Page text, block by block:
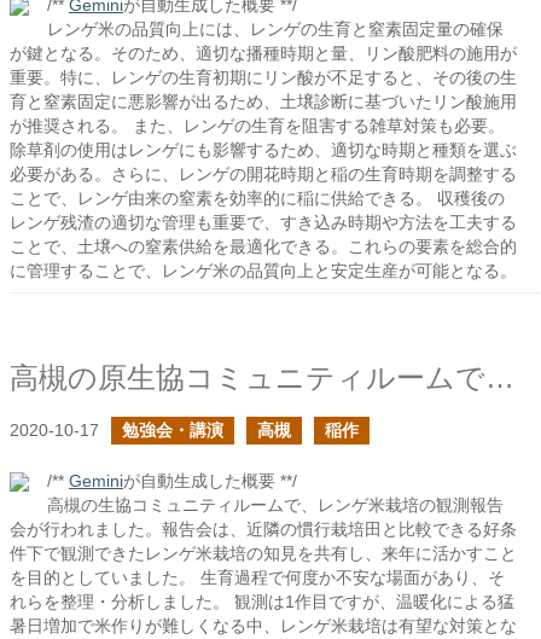
/** Geminiが自動生成した概要 **/
レンゲ米の品質向上には、レンゲの生育と窒素固定量の確保
が鍵となる。そのため、適切な播種時期と量、リン酸肥料の施用が
重要。特に、レンゲの生育初期にリン酸が不足すると、その後の生
育と窒素固定に悪影響が出るため、土壌診断に基づいたリン酸施用
が推奨される。 また、レンゲの生育を阻害する雑草対策も必要。
除草剤の使用はレンゲにも影響するため、適切な時期と種類を選ぶ
必要がある。さらに、レンゲの開花時期と稲の生育時期を調整する
ことで、レンゲ由来の窒素を効率的に稲に供給できる。 収穫後の
レンゲ残渣の適切な管理も重要で、すき込み時期や方法を工夫する
ことで、土壌への窒素供給を最適化できる。これらの要素を総合的
に管理することで、レンゲ米の品質向上と安定生産が可能となる。
高槻の原生協コミュニティルームでレンゲ米栽培の観測の報告会を行いました
2020-10-17 勉強会・講演 高槻 稲作
/** Geminiが自動生成した概要 **/
高槻の生協コミュニティルームで、レンゲ米栽培の観測報告
会が行われました。報告会は、近隣の慣行栽培田と比較できる好条
件下で観測できたレンゲ米栽培の知見を共有し、来年に活かすこと
を目的としていました。 生育過程で何度か不安な場面があり、そ
れらを整理・分析しました。 観測は1作目ですが、温暖化による猛
暑日増加で米作りが難しくなる中、レンゲ米栽培は有望な対策とな